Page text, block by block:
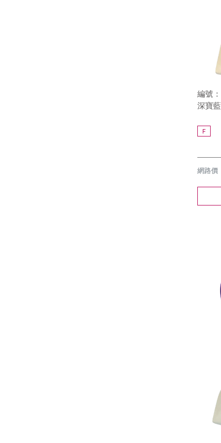
編號
深寶
F
網路價